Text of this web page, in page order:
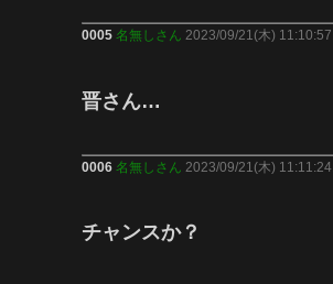
0005 名無しさん 2023/09/21(木)
晋さん…
0006 名無しさん 2023/09/21(木)
チャンスか？